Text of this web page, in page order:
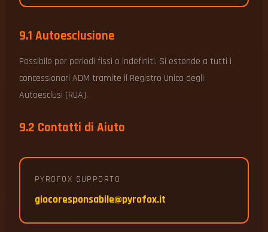
9.1 Autoesclusione
Possibile per periodi fissi o indefiniti. Si estende a tutti i
concessionari ADM tramite il Registro Unico degli
Autoesclusi (RUA).
9.2 Contatti di Aiuto
PYROFOX SUPPORTO
giocoresponsabile@pyrofox.it